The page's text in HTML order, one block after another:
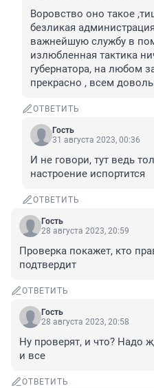
Воровство оно такое
безликая
важнейшую службу в
излюбленная тактика
губернатора, на любом
прекрасно , всем
ОТВЕТИТЬ
Гость
31 августа 2023, 00:36
И не говори, тут ведь
настроение испортится
ОТВЕТИТЬ
Гость
28 августа 2023, 20:59
Проверка покажет, кто
подтвердит
ОТВЕТИТЬ
Гость
28 августа 2023, 20:58
Ну проверят, и что? Надо
и все
ОТВЕТИТЬ